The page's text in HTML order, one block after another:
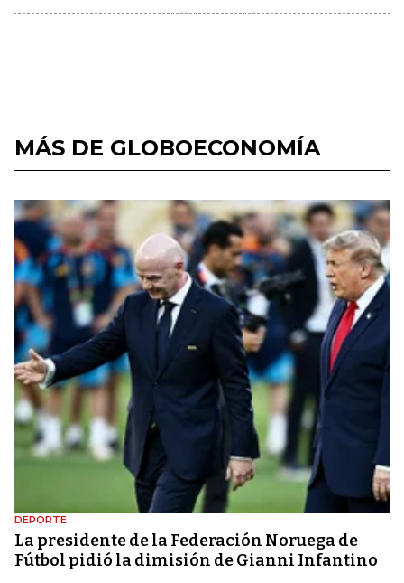
MÁS DE GLOBOECONOMÍA
DEPORTE
La presidente de la Federación Noruega de
Fútbol pidió la dimisión de Gianni Infantino